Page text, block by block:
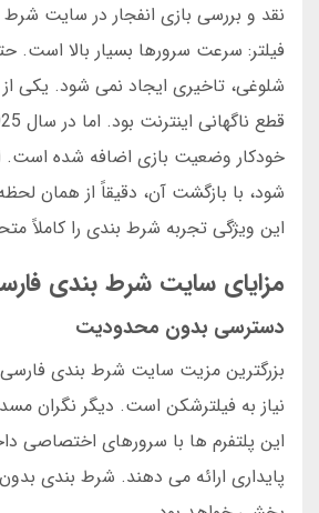
نقد و بررسی بازی انفجار در سایت
فیلتر: سرعت سرورها بسیار بالا است.
شلوغی، تاخیری ایجاد نمی شود. یکی
خودکار وضعیت بازی اضافه شده است.
شود، با بازگشت آن، دقیقاً از همان
این ویژگی تجربه شرط بندی را کاملاً
مزایای سایت شرط بندی
دسترسی بدون محدودیت
بزرگترین مزیت سایت شرط بندی
نیاز به فیلترشکن است. دیگر نگران
این پلتفرم ها با سرورهای اختصاصی
پایداری ارائه می دهند. شرط بندی